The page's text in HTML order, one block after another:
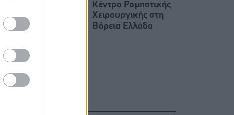
Κέντρο Ρομποτικής
Χειρουργικής στη
Βόρεια Ελλάδα